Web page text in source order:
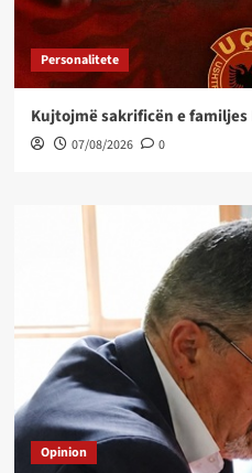
Personalitete
Kujtojmë sakrificën e
07/08/2026 0
Opinion